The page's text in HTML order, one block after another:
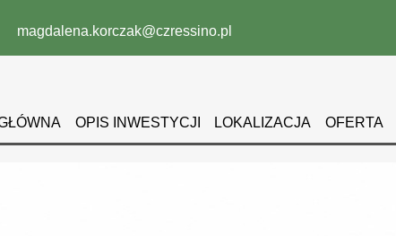
magdalena.korczak@czressino.pl
OPIS INWESTYCJI LOKALIZACJA OFERTA